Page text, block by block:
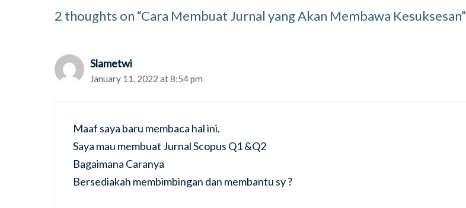
2 thoughts on “Cara Membuat Jurnal yang Akan Membawa Kesuksesan”
Slametwi
January 11, 2022 at 8:54 pm
Maaf saya baru membaca hal ini.
Saya mau membuat Jurnal Scopus Q1 &Q2
Bagaimana Caranya
Bersediakah membimbingan dan membantu sy ?